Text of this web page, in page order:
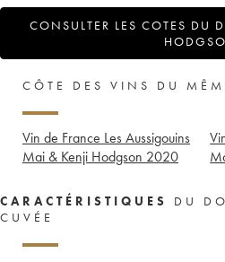
CONSULTER LES COTES DU
CÔTE DES VINS DU
Vin de France Les Aussigouins
Mai & Kenji Hodgson 2020
CARACTÉRISTIQUES
DU
CUVÉE